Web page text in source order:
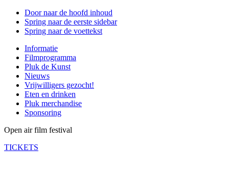
Door naar de hoofd inhoud
Spring naar de eerste sidebar
Spring naar de voettekst
Informatie
Filmprogramma
Pluk de Kunst
Nieuws
Vrijwilligers gezocht!
Eten en drinken
Pluk merchandise
Sponsoring
Open air film festival
TICKETS